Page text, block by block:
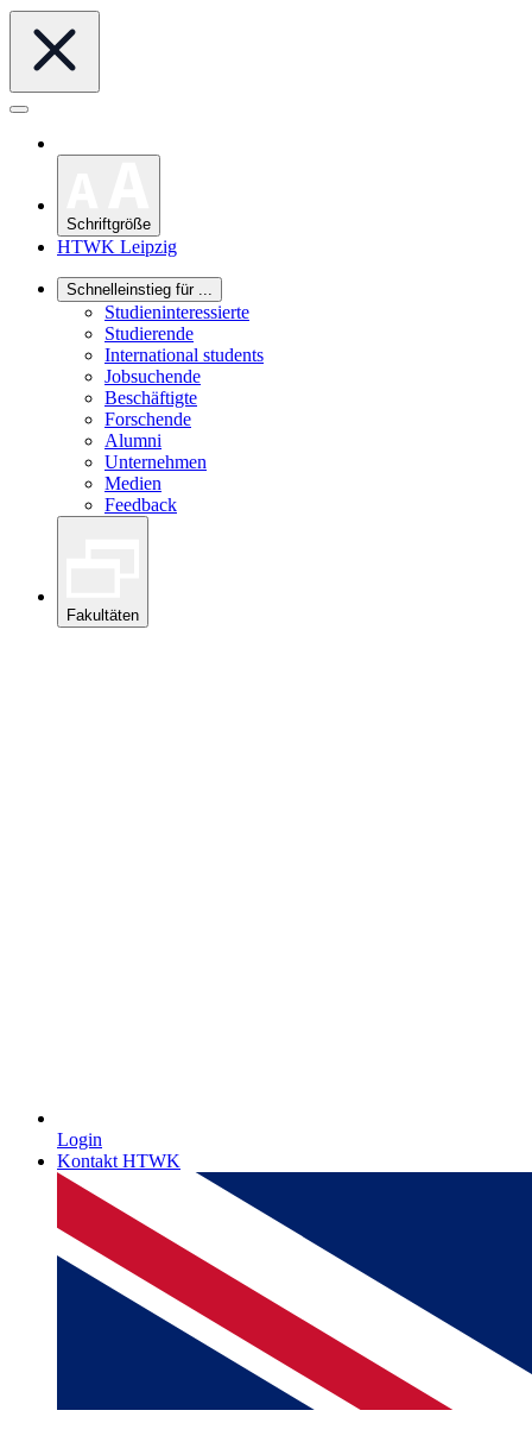
Schriftgröße
HTWK Leipzig
Schnelleinstieg für ...
Studieninteressierte
Studierende
International students
Jobsuchende
Beschäftigte
Forschende
Alumni
Unternehmen
Medien
Feedback
Fakultäten
Login
Kontakt HTWK